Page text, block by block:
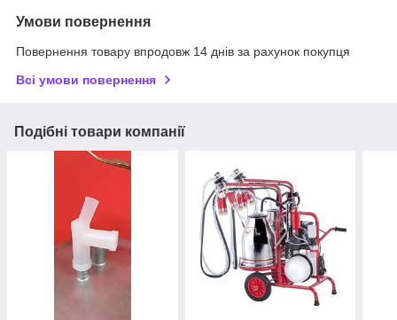
Умови повернення
Повернення товару впродовж 14 днів за рахунок покупця
Всі умови повернення
Подібні товари компанії